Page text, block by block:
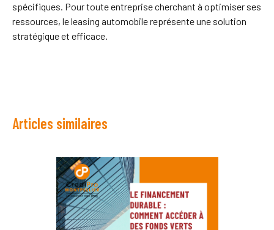
spécifiques. Pour toute entreprise cherchant à optimiser ses
ressources, le leasing automobile représente une solution
stratégique et efficace.
Articles similaires